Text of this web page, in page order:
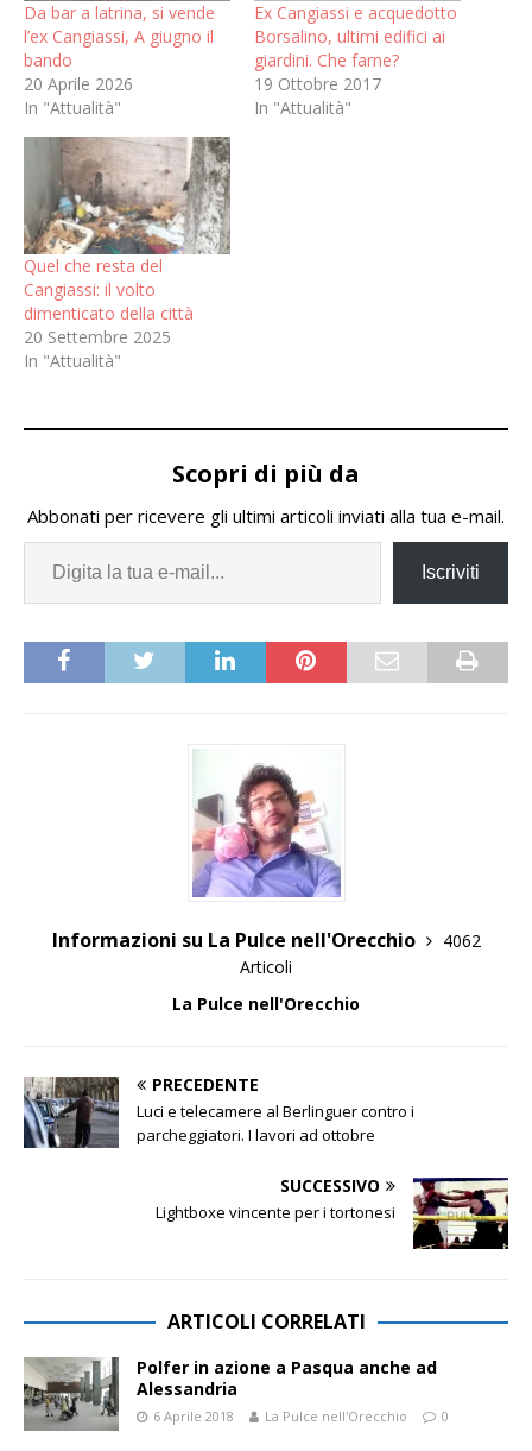
Da bar a latrina, si vende
l’ex Cangiassi, A giugno il
bando
20 Aprile 2026
In "Attualità"
Ex Cangiassi e acquedotto
Borsalino, ultimi edifici ai
giardini. Che farne?
19 Ottobre 2017
In "Attualità"
Quel che resta del
Cangiassi: il volto
dimenticato della città
20 Settembre 2025
In "Attualità"
Scopri di più da
Abbonati per ricevere gli ultimi articoli inviati alla tua e-mail.
Iscriviti
Informazioni su La Pulce nell'Orecchio
4062
Articoli
La Pulce nell'Orecchio
PRECEDENTE
Luci e telecamere al Berlinguer contro i
parcheggiatori. I lavori ad ottobre
SUCCESSIVO
Lightboxe vincente per i tortonesi
ARTICOLI CORRELATI
Polfer in azione a Pasqua anche ad
Alessandria
6 Aprile 2018 La Pulce nell'Orecchio 0